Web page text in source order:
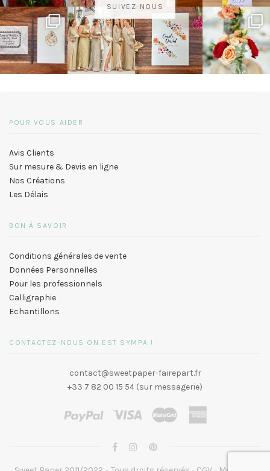
SUIVEZ-NOUS
POUR VOUS AIDER
Avis Clients
Sur mesure & Devis en ligne
Nos Créations
Les Délais
BON À SAVOIR
Conditions générales de vente
Données Personnelles
Pour les professionnels
Calligraphie
Echantillons
CONTACTEZ-NOUS ON EST SYMPA !
contact@sweetpaper-fairepart.fr
+33 7 82 00 15 54 (sur messagerie)